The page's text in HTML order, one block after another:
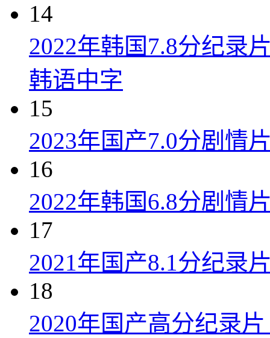
14
2022年韩国7.8分纪录
韩语中字
15
2023年国产7.0分剧情
16
2022年韩国6.8分剧情
17
2021年国产8.1分纪录
18
2020年国产高分纪录